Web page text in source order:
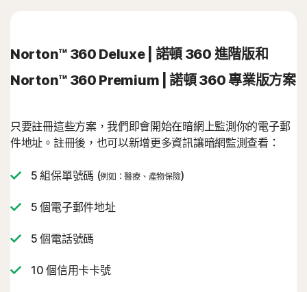
Norton™ 360 Deluxe | 諾頓 360 進階版和
Norton™ 360 Premium | 諾頓 360 專業版方案
只要註冊這些方案，我們即會開始在暗網上監測你的電子郵
件地址。註冊後，也可以新增更多資訊讓暗網監測查看：
5 組保單號碼 (例如：醫療、產物保險)
5 個電子郵件地址
5 個電話號碼
10 個信用卡卡號